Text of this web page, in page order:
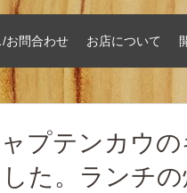
/お問合わせ お店について
プテンカウ
た。ランチ